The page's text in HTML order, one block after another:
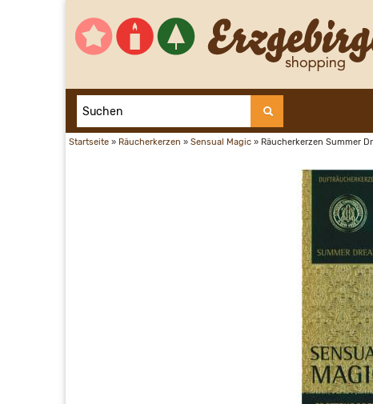
Startseite » Räucherkerzen » Sensual Magic » Räucherkerzen Summer